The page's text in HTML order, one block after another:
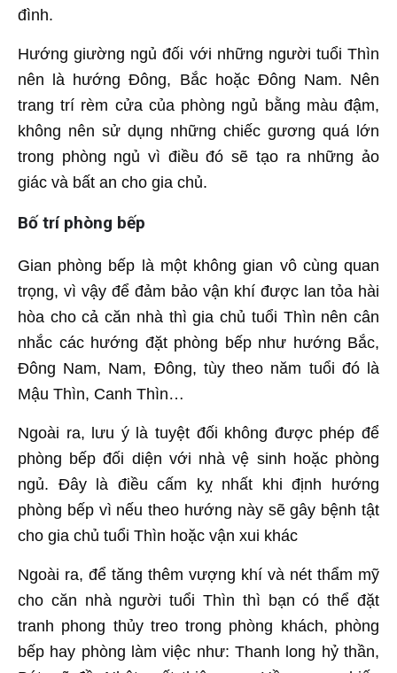
đình.
Hướng giường ngủ đối với những người tuổi Thìn
nên là hướng Đông, Bắc hoặc Đông Nam. Nên
trang trí rèm cửa của phòng ngủ bằng màu đậm,
không nên sử dụng những chiếc gương quá lớn
trong phòng ngủ vì điều đó sẽ tạo ra những ảo
giác và bất an cho gia chủ.
Bố trí phòng bếp
Gian phòng bếp là một không gian vô cùng quan
trọng, vì vậy để đảm bảo vận khí được lan tỏa hài
hòa cho cả căn nhà thì gia chủ tuổi Thìn nên cân
nhắc các hướng đặt phòng bếp như hướng Bắc,
Đông Nam, Nam, Đông, tùy theo năm tuổi đó là
Mậu Thìn, Canh Thìn…
Ngoài ra, lưu ý là tuyệt đối không được phép để
phòng bếp đối diện với nhà vệ sinh hoặc phòng
ngủ. Đây là điều cấm kỵ nhất khi định hướng
phòng bếp vì nếu theo hướng này sẽ gây bệnh tật
cho gia chủ tuổi Thìn hoặc vận xui khác
Ngoài ra, để tăng thêm vượng khí và nét thẩm mỹ
cho căn nhà người tuổi Thìn thì bạn có thể đặt
tranh phong thủy treo trong phòng khách, phòng
bếp hay phòng làm việc như: Thanh long hỷ thần,